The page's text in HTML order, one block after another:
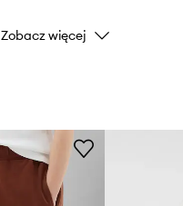
Marka
ID Produktu
Zobacz więcej